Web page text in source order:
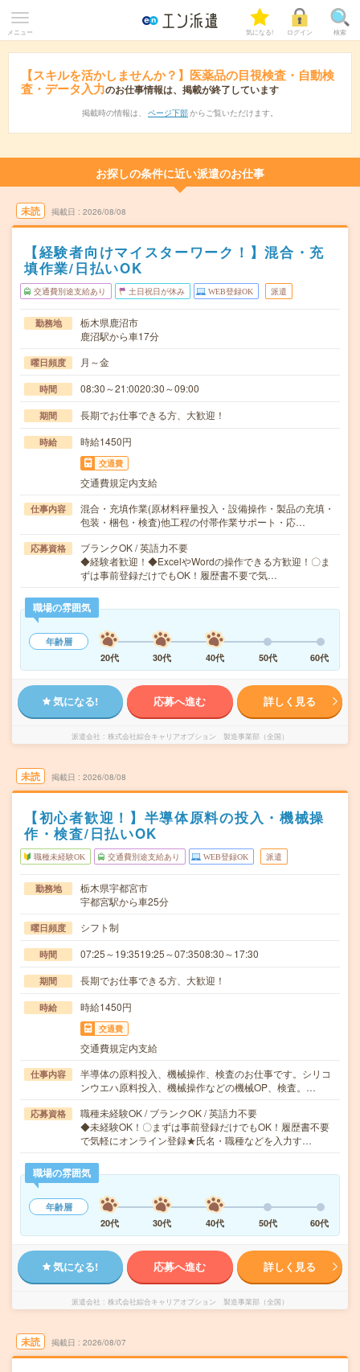
メニュー 気になる! ログイン 検索
【スキルを活かしませんか？】医薬品の目視検査・自動検
査・データ入力のお仕事情報は、掲載が終了しています
掲載時の情報は、 ページ下部 からご覧いただけます。
お探しの条件に近い派遣のお仕事
未読 掲載日 2026/08/08
【経験者向けマイスターワーク！】混合・充
填作業/日払いOK
交通費別途支給あり 土日祝日が休み WEB登録OK 派遣
勤務地
栃木県鹿沼市
鹿沼駅から車17分
曜日頻度 月～金
時間 08:30～21:0020:30～09:00
期間 長期でお仕事できる方、大歓迎！
時給 時給1450円
交通費
交通費規定内支給
仕事内容
混合・充填作業(原材料秤量投入・設備操作・製品の充填・
包装・梱包・検査)他工程の付帯作業サポート・応…
応募資格
ブランクOK / 英語力不要
◆経験者歓迎！◆ExcelやWordの操作できる方歓迎！〇ま
ずは事前登録だけでもOK！履歴書不要で気…
職場の雰囲気
年齢層
20代
30代 40代 50代 60代
気になる! 応募へ進む 詳しく見る
派遣会社 株式会社綜合キャリアオプション 製造事業部（全国）
未読 掲載日 2026/08/08
【初心者歓迎！】半導体原料の投入・機械操
作・検査/日払いOK
職種未経験OK 交通費別途支給あり WEB登録OK 派遣
勤務地
栃木県宇都宮市
宇都宮駅から車25分
曜日頻度 シフト制
時間 07:25～19:3519:25～07:3508:30～17:30
期間 長期でお仕事できる方、大歓迎！
時給 時給1450円
交通費
交通費規定内支給
仕事内容
半導体の原料投入、機械操作、検査のお仕事です。シリコ
ンウエハ原料投入、機械操作などの機械OP、検査。…
応募資格
職種未経験OK / ブランクOK / 英語力不要
◆未経験OK！〇まずは事前登録だけでもOK！履歴書不要
で気軽にオンライン登録★氏名・職種などを入力す…
職場の雰囲気
年齢層
20代
30代 40代 50代 60代
気になる! 応募へ進む 詳しく見る
派遣会社 株式会社綜合キャリアオプション 製造事業部（全国）
未読 掲載日 2026/08/07